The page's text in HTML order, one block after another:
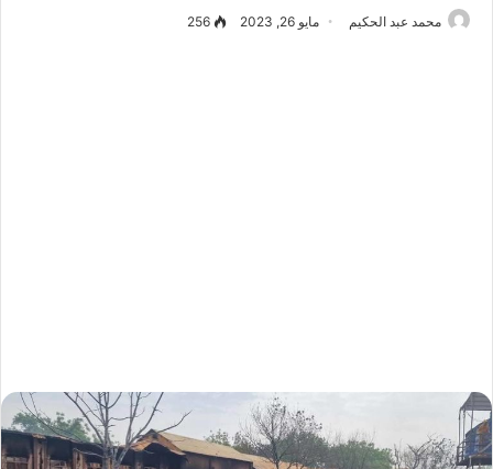
محمد عبد الحكيم مايو 26, 2023 256